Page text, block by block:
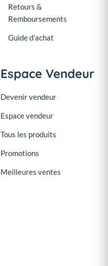
Retours &
Remboursements
Guide d'achat
Espace Vendeur
Devenir vendeur
Espace vendeur
Tous les produits
Promotions
Meilleures ventes